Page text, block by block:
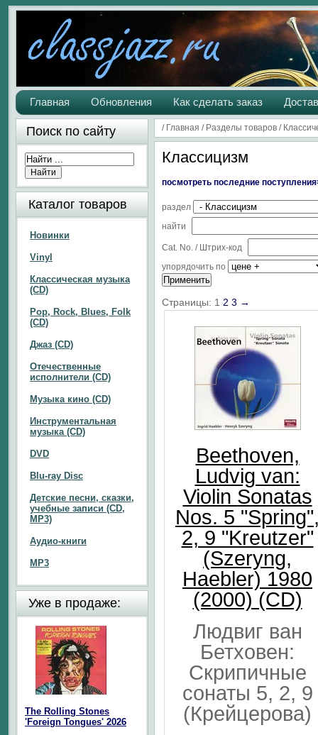
Главная Обновления Как сделать заказ
/ Главная / Разделы товаров /
Классицизм
посмотреть последние
раздел
найти
Cat. No. / Штрих-код
упорядочить по
Страницы: 1 2 3 →
Beethoven,
Ludvig van:
Violin Sonatas
Nos. 5
2, 9 "Kreutzer"
(Szeryng,
Haebler) 1980
(2000) (CD)
Людвиг ван
Бетховен:
Скрипичные
сонаты 5, 2, 9
(Крейцерова)
Поиск по сайту
Каталог товаров
Новинки
Vinyl
Классическая музыка
(CD)
Pop, Rock, Blues, Folk
(CD)
Джаз (CD)
Отечественные
исполнители (CD)
Музыка кино (CD)
Инструментальная
музыка (CD)
DVD
Blu-ray Disc
Детские песни, сказки,
учебные записи (CD,
MP3)
Аудио-книги
MP3
Уже в продаже:
The Rolling Stones
'Foreign Tongues' 2026